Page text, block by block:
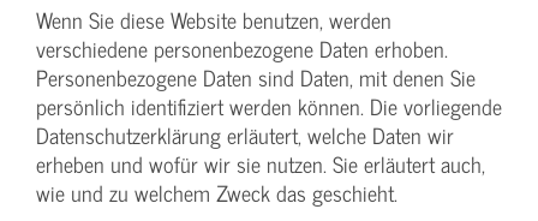
Wenn Sie diese Website benutzen, werden
verschiedene personenbezogene Daten erhoben.
Personenbezogene Daten sind Daten, mit denen Sie
persönlich identifiziert werden können. Die vorliegende
Datenschutzerklärung erläutert, welche Daten wir
erheben und wofür wir sie nutzen. Sie erläutert auch,
wie und zu welchem Zweck das geschieht.